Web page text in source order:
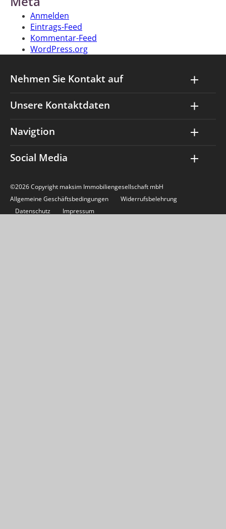
Anmelden
Eintrags-Feed
Kommentar-Feed
WordPress.org
Nehmen Sie Kontakt auf
Unsere Kontaktdaten
Navigtion
Social Media
©2026 Copyright maksim Immobiliengesellschaft mbH
Allgemeine Geschäftsbedingungen
Widerrufsbelehrung
Datenschutz
Impressum